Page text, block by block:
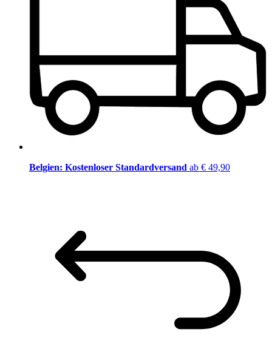
Belgien: Kostenloser Standardversand ab € 49,90